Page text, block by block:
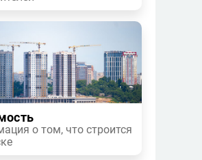
о том, что строится